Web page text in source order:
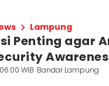
Lampung
Penting agar
WIB Bandar Lampung